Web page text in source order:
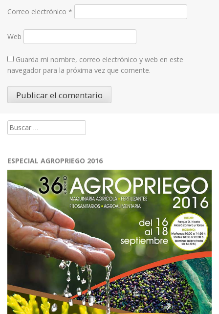
Correo electrónico *
Web
Guarda mi nombre, correo electrónico y web en este
navegador para la próxima vez que comente.
Buscar:
ESPECIAL AGROPRIEGO 2016